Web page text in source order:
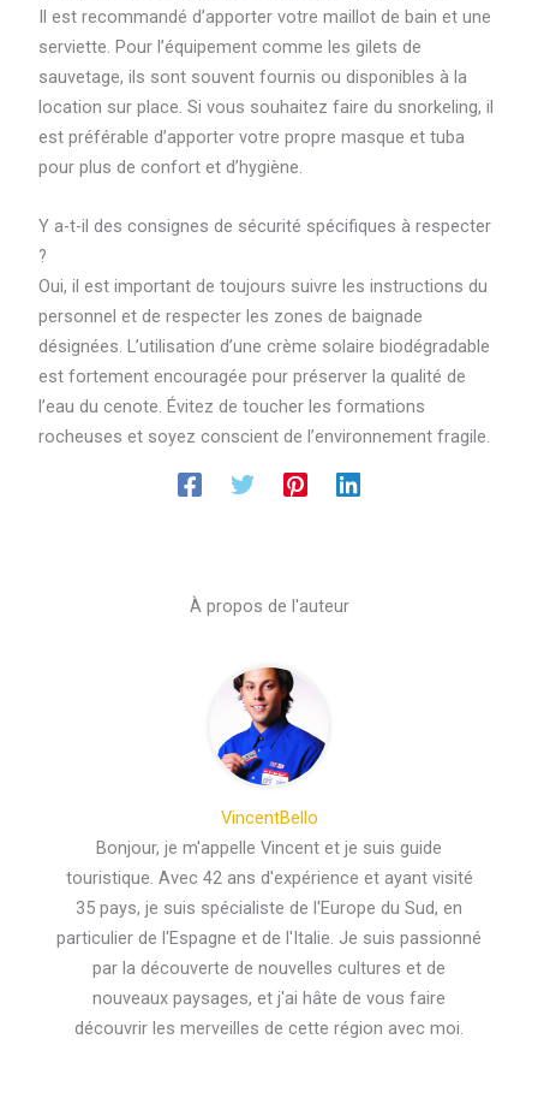
Il est recommandé d’apporter votre maillot de bain et une
serviette. Pour l’équipement comme les gilets de
sauvetage, ils sont souvent fournis ou disponibles à la
location sur place. Si vous souhaitez faire du snorkeling, il
est préférable d’apporter votre propre masque et tuba
pour plus de confort et d’hygiène.
Y a-t-il des consignes de sécurité spécifiques à respecter
?
Oui, il est important de toujours suivre les instructions du
personnel et de respecter les zones de baignade
désignées. L’utilisation d’une crème solaire biodégradable
est fortement encouragée pour préserver la qualité de
l’eau du cenote. Évitez de toucher les formations
rocheuses et soyez conscient de l’environnement fragile.
À propos de l'auteur
VincentBello
Bonjour, je m'appelle Vincent et je suis guide
touristique. Avec 42 ans d'expérience et ayant visité
35 pays, je suis spécialiste de l'Europe du Sud, en
particulier de l'Espagne et de l'Italie. Je suis passionné
par la découverte de nouvelles cultures et de
nouveaux paysages, et j'ai hâte de vous faire
découvrir les merveilles de cette région avec moi.